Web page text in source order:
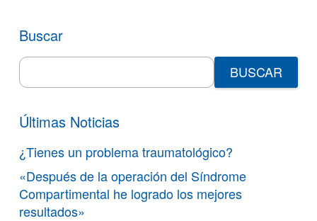
Buscar
Search
for:
Últimas Noticias
¿Tienes un problema traumatológico?
«Después de la operación del Síndrome
Compartimental he logrado los mejores
resultados»